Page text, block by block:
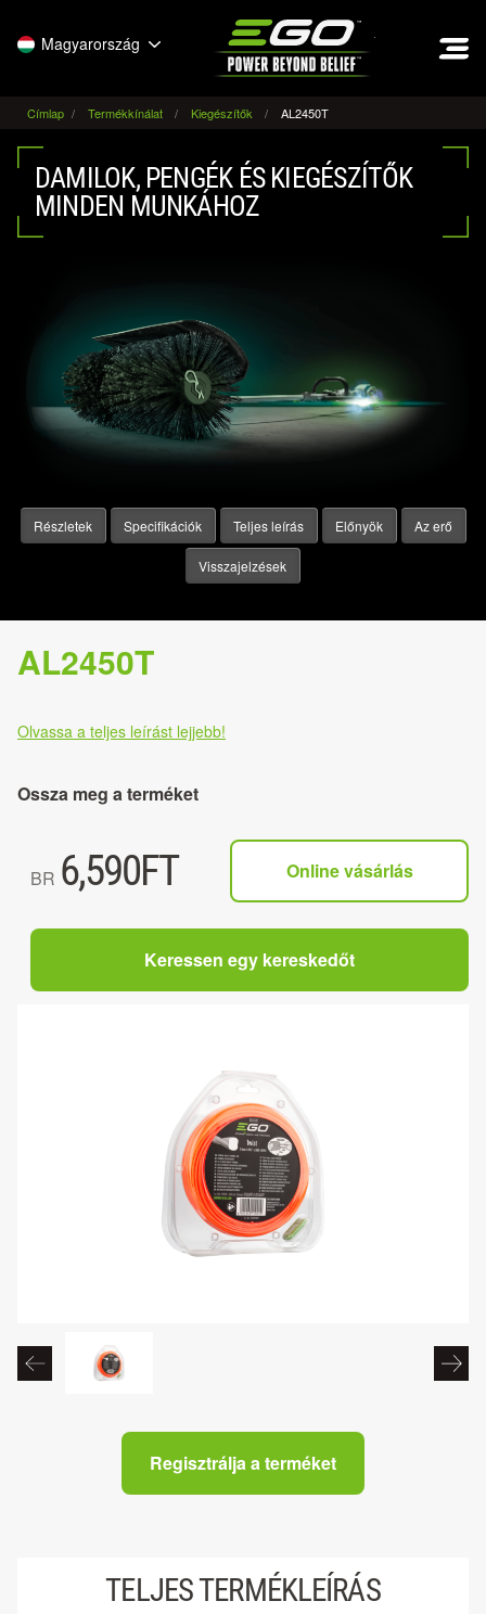
Magyarország
Címlap Termékkínálat Kiegészítők AL2450T
DAMILOK, PENGÉK ÉS KIEGÉSZÍTŐK
MINDEN MUNKÁHOZ
Részletek Specifikációk Teljes leírás Előnyök Az erő
Visszajelzések
Regisztrálja a terméket
AL2450T
Olvassa a teljes leírást lejjebb!
Ossza meg a terméket
BR 6,590FT Online vásárlás
Keressen egy kereskedőt
TELJES TERMÉKLEÍRÁS